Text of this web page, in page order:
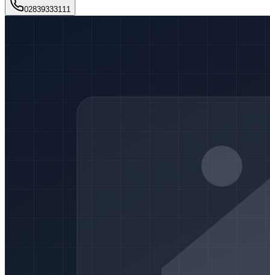
02839333111